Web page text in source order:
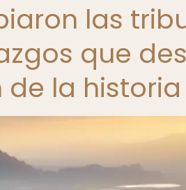
las
que
la historia